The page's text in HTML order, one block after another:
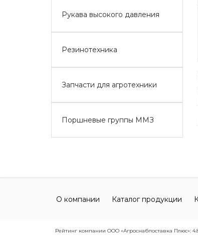
Рукава высокого давления
Резинотехника
Запчасти для агротехники
Поршневые группы ММЗ
О компании Каталог продукции
Рейтинг компании ООО «Агроснабпоставка Плюс»: